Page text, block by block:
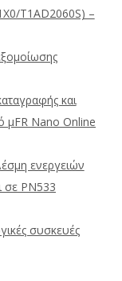
T1AD2060S) –
και
μFR Nano Online
ενεργειών
σε PN533
συσκευές